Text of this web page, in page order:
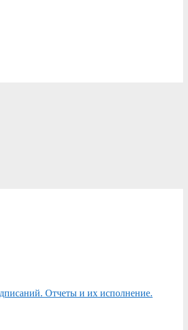
Отчеты и их исполнение.